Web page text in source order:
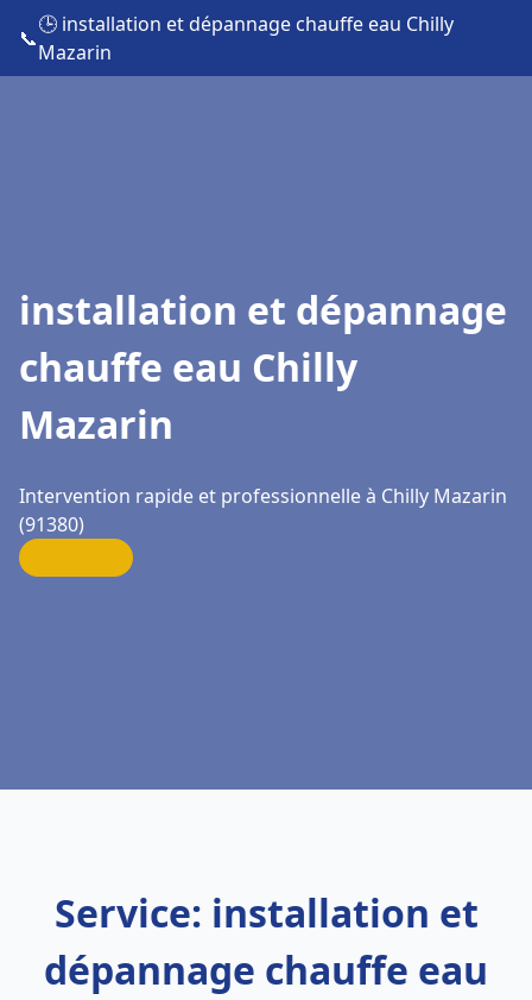
📞
🕒 installation et dépannage chauffe eau Chilly
Mazarin
installation et dépannage
chauffe eau Chilly
Mazarin
Intervention rapide et professionnelle à Chilly Mazarin
(91380)
Service: installation et
dépannage chauffe eau